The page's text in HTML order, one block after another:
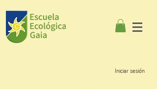
Iniciar sesión